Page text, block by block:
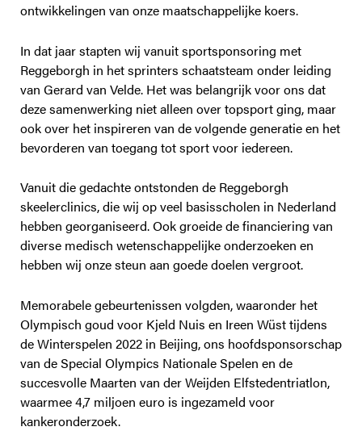
ontwikkelingen van onze maatschappelijke koers.
In dat jaar stapten wij vanuit sportsponsoring met
Reggeborgh in het sprinters schaatsteam onder leiding
van Gerard van Velde. Het was belangrijk voor ons dat
deze samenwerking niet alleen over topsport ging, maar
ook over het inspireren van de volgende generatie en het
bevorderen van toegang tot sport voor iedereen.
Vanuit die gedachte ontstonden de Reggeborgh
skeelerclinics, die wij op veel basisscholen in Nederland
hebben georganiseerd. Ook groeide de financiering van
diverse medisch wetenschappelijke onderzoeken en
hebben wij onze steun aan goede doelen vergroot.
Memorabele gebeurtenissen volgden, waaronder het
Olympisch goud voor Kjeld Nuis en Ireen Wüst tijdens
de Winterspelen 2022 in Beijing, ons hoofdsponsorschap
van de Special Olympics Nationale Spelen en de
succesvolle Maarten van der Weijden Elfstedentriatlon,
waarmee 4,7 miljoen euro is ingezameld voor
kankeronderzoek.